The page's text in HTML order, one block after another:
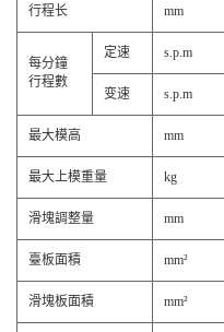
行程长 mm
每分鐘
行程數
定速 s.p.m
变速 s.p.m
最大模高 mm
最大上模重量 kg
滑塊調整量 mm
臺板面積 mm²
滑塊板面積 mm²